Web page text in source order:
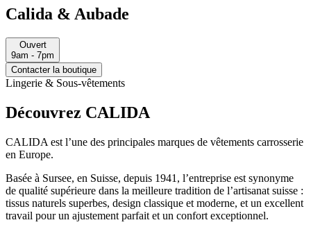
Calida & Aubade
Ouvert
9am - 7pm
Contacter la boutique
Lingerie & Sous-vêtements
Découvrez CALIDA
CALIDA est l’une des principales marques de vêtements carrosserie
en Europe.
Basée à Sursee, en Suisse, depuis 1941, l’entreprise est synonyme
de qualité supérieure dans la meilleure tradition de l’artisanat suisse :
tissus naturels superbes, design classique et moderne, et un excellent
travail pour un ajustement parfait et un confort exceptionnel.